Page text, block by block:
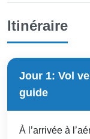
Itinéraire
Jour 1: Vol
guide
À l’arrivée à